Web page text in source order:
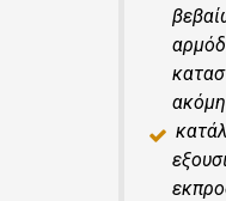
ακόμη